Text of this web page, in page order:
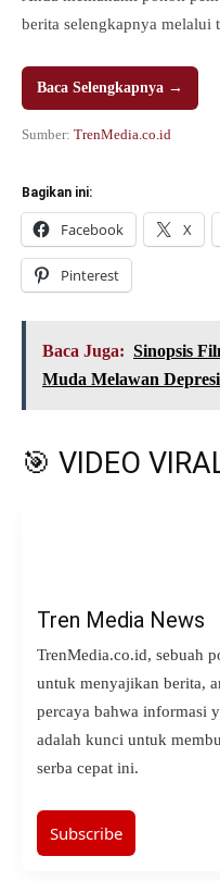
berita selengkapnya melalui
Baca Selengkapnya →
Sumber: TrenMedia.co.id
Bagikan ini:
Facebook X
Pinterest
Baca Juga: Sinopsis
Muda Melawan
🎯 VIDEO
Tren Media News
TrenMedia.co.id, sebuah
untuk menyajikan berita,
percaya bahwa informasi
adalah kunci untuk
serba cepat ini.
Subscribe